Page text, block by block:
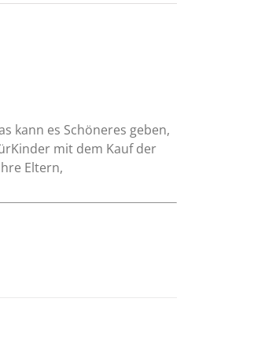
kann es Schöneres geben,
mit dem Kauf der
Eltern,